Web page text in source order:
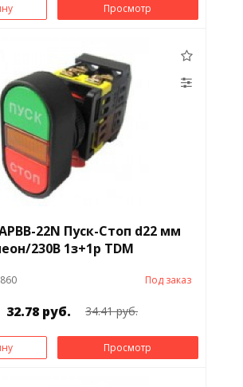
Просмотр
22N Пуск-Стоп d22 мм
230В 1з+1р TDM
Под заказ
32.78 руб. 34.41 руб.
Просмотр